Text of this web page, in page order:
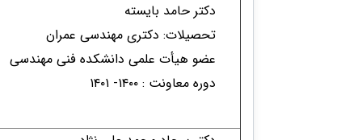
دکتر حامد بایسته
تحصیلات: دکتری مهندسی عمران
عضو هیأت علمی دانشکده فنی مهندسی
دوره معاونت : ۱۴۰۰- ۱۴۰۱​